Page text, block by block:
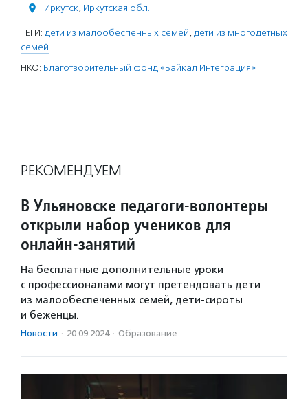
Иркутск, Иркутская обл.
ТЕГИ: дети из малообеспенных семей, дети из многодетных
семей
НКО: Благотворительный фонд «Байкал Интеграция»
РЕКОМЕНДУЕМ
В Ульяновске педагоги-волонтеры
открыли набор учеников для
онлайн-занятий
На бесплатные дополнительные уроки
с профессионалами могут претендовать дети
из малообеспеченных семей, дети-сироты
и беженцы.
Новости · 20.09.2024 · Образование